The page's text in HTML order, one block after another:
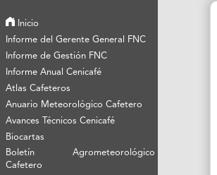
Inicio
Informe del Gerente General FNC
Informe de Gestión FNC
Informe Anual Cenicafé
Atlas Cafeteros
Anuario Meteorológico Cafetero
Avances Técnicos Cenicafé
Biocartas
Boletín Agrometeorológico
Cafetero